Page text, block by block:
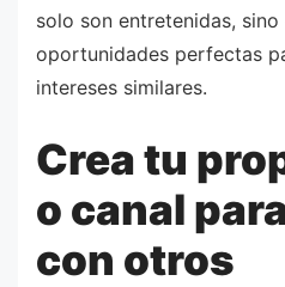
solo son entretenidas,
oportunidades perfectas
intereses similares.
Crea tu
o canal
con otros